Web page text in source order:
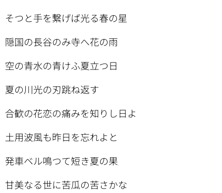
そつと手を繋げば光る春の星
隠国の長谷のみ寺へ花の雨
空の青水の青けふ夏立つ日
夏の川光の刃跳ね返す
合歓の花恋の痛みを知りし日よ
土用波風も昨日を忘れよと
発車ベル鳴つて短き夏の果
甘美なる世に苦瓜の苦さかな